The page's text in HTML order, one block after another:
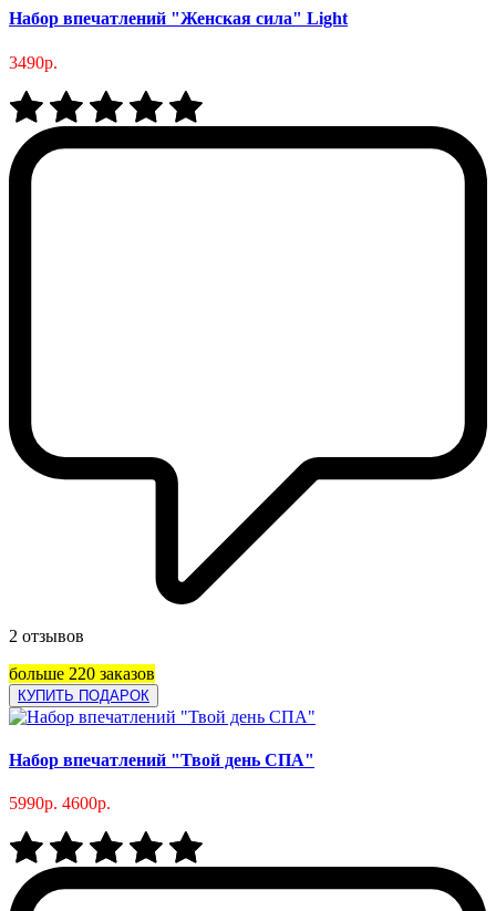
Набор впечатлений "Женская сила" Light
3490р.
2 отзывов
больше 220 заказов
КУПИТЬ ПОДАРОК
Набор впечатлений "Твой день СПА"
5990р. 4600р.